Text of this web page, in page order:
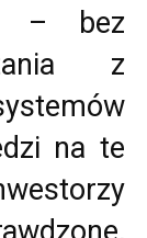
– bez
z
na te